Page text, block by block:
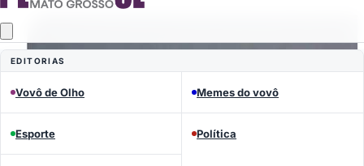
EDITORIAS
Vovô de Olho Memes do vovô
Esporte Política